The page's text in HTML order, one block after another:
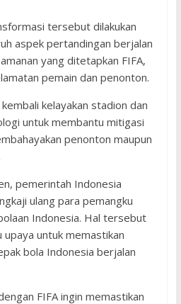
tersebut dilakukan
aspek pertandingan berjalan
yang ditetapkan FIFA,
pemain dan penonton.
kelayakan stadion dan
untuk membantu mitigasi
penonton maupun
pemerintah Indonesia
ulang para pemangku
Indonesia. Hal tersebut
untuk memastikan
bola Indonesia berjalan
FIFA ingin memastikan